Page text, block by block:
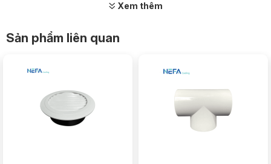
Xem thêm
Sản phẩm liên quan